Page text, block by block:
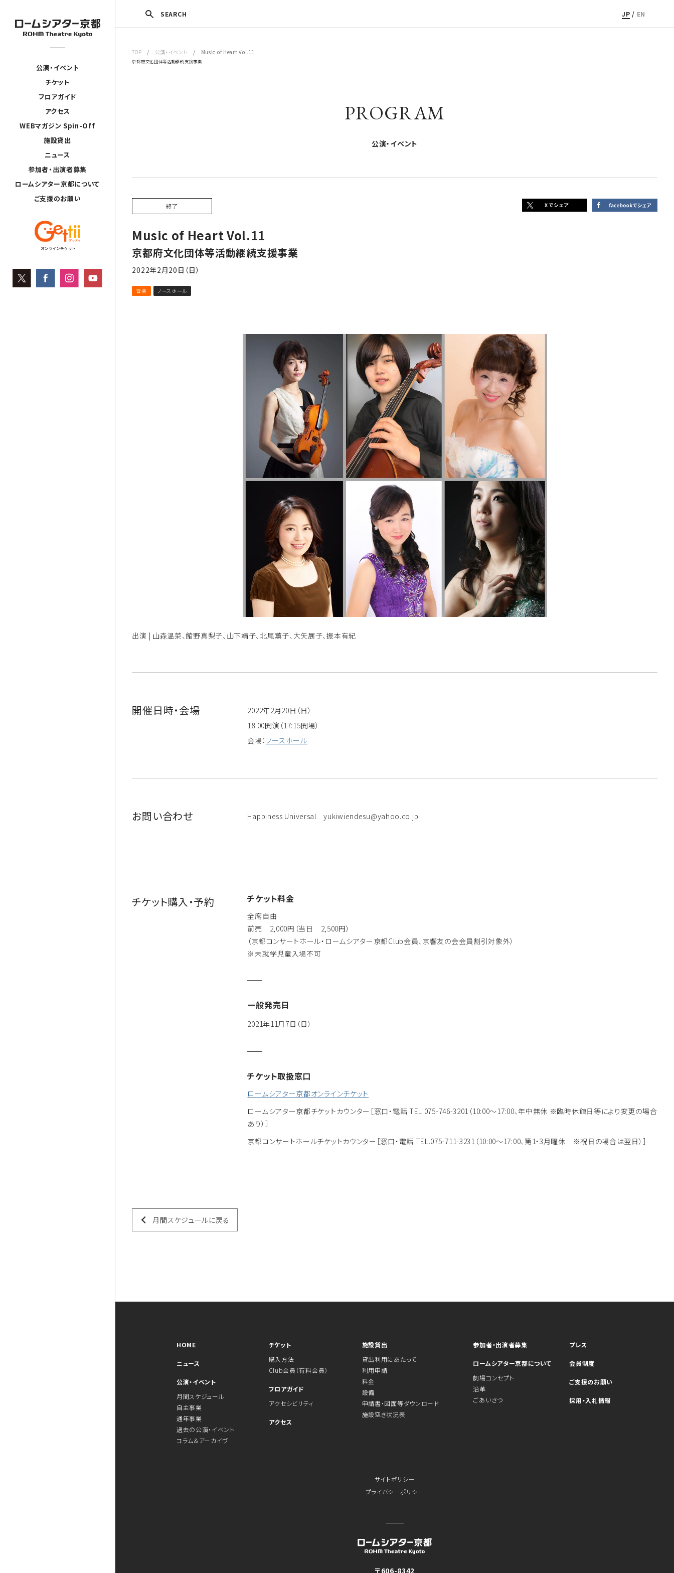
公演・イベント
チケット
フロアガイド
アクセス
WEBマガジン Spin-Off
施設貸出
ニュース
参加者・出演者募集
ロームシアター京都について
ご支援のお願い
SEARCH JP / EN
TOP / 公演・イベント / Music of Heart Vol.11
京都府文化団体等活動継続支援事業
PROGRAM
公演・イベント
終了
Music of Heart Vol.11
京都府文化団体等活動継続支援事業
2022年2月20日（日）
音楽 ノースホール
出演 | 山森温菜、館野真梨子、山下靖子、北尾薫子、大矢展子、振本有紀
開催日時・会場
2022年2月20日（日）
18:00開演（17:15開場）
会場： ノースホール
お問い合わせ Happiness Universal yukiwiendesu@yahoo.co.jp
チケット購入・予約 チケット料金
全席自由
前売 2,000円（当日 2,500円）
（京都コンサートホール・ロームシアター京都Club会員、京響友の会会員割引対象外）
※未就学児童入場不可
一般発売日
2021年11月7日（日）
チケット取扱窓口
ロームシアター京都オンラインチケット
ロームシアター京都チケットカウンター ［窓口・電話 TEL.075-746-3201（10:00～17:00、年中無休 ※臨時休館日等により変更の場合
あり）］
京都コンサートホールチケットカウンター ［窓口・電話 TEL.075-711-3231（10:00～17:00、第1・3月曜休 ※祝日の場合は翌日）］
月間スケジュールに戻る
HOME
ニュース
公演・イベント
月間スケジュール
自主事業
通年事業
過去の公演・イベント
コラム＆アーカイヴ
チケット
購入方法
Club会員（有料会員）
フロアガイド
アクセシビリティ
アクセス
施設貸出
貸出利用にあたって
利用申請
料金
設備
申請書・図面等ダウンロード
施設空き状況表
参加者・出演者募集
ロームシアター京都について
劇場コンセプト
沿革
ごあいさつ
プレス
会員制度
ご支援のお願い
採用・入札情報
サイトポリシー
プライバシーポリシー
〒606-8342